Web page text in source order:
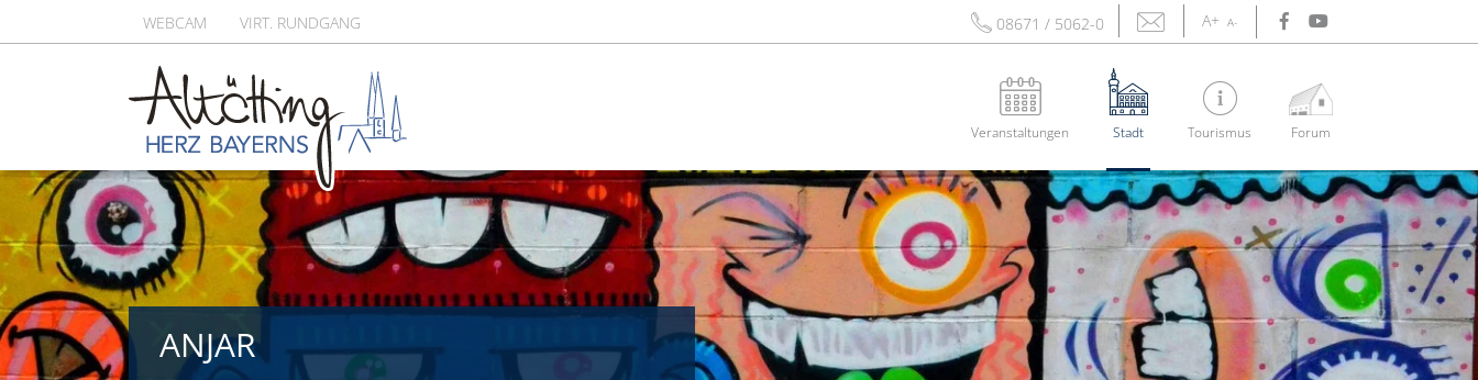
WEBCAM VIRT. RUNDGANG 08671 / 5062-0 A+ A-
Veranstaltungen Stadt Tourismus Forum
ANJAR